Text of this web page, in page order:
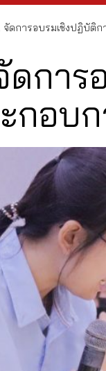
จัดการอบรมเชิงปฏิบัติ
ดการ
กอบ